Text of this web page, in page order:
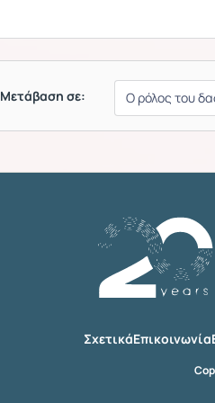
Μετάβαση σε:
ΣχετικάΕπικοινωνία